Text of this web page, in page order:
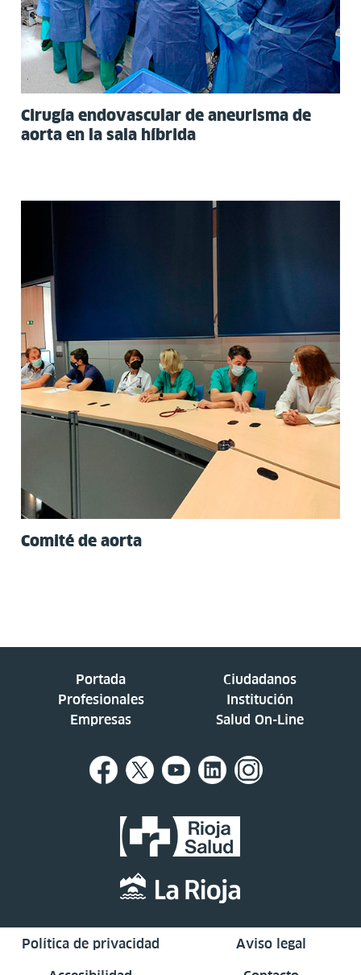
Cirugía endovascular de aneurisma de
aorta en la sala híbrida
Comité de aorta
Portada
Ciudadanos
Profesionales
Institución
Empresas
Salud On-Line
Política de privacidad Aviso legal